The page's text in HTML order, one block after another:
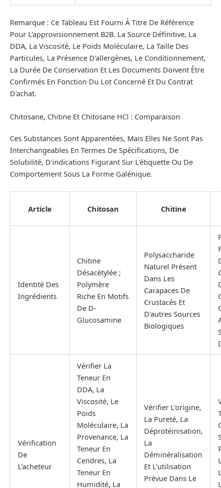
Remarque : Ce Tableau Est Fourni À Titre De Référence
Pour L'approvisionnement B2B. La Source Définitive, La
DDA, La Viscosité, Le Poids Moléculaire, La Taille Des
Particules, La Présence D'allergènes, Le Conditionnement,
La Durée De Conservation Et Les Documents Doivent Être
Confirmés En Fonction Du Lot Concerné Et Du Contrat
D'achat.
Chitosane, Chitine Et Chitosane HCl : Comparaison
Ces Substances Sont Apparentées, Mais Elles Ne Sont Pas
Interchangeables En Termes De Spécifications, De
Solubilité, D'indications Figurant Sur L'étiquette Ou De
Comportement Sous La Forme Galénique.
Article Chitosan Chitine
Identité Des
Ingrédients
Chitine
Désacétylée ;
Polymère
Riche En Motifs
De D-
Glucosamine
Polysaccharide
Naturel Présent
Dans Les
Carapaces De
Crustacés Et
D'autres Sources
Biologiques
Vérification
De
L'acheteur
Vérifier La
Teneur En
DDA, La
Viscosité, Le
Poids
Moléculaire, La
Provenance, La
Teneur En
Cendres, La
Teneur En
Humidité, La
Vérifier L'origine,
La Pureté, La
Déprotéinisation,
La
Déminéralisation
Et L'utilisation
Prévue Dans Le